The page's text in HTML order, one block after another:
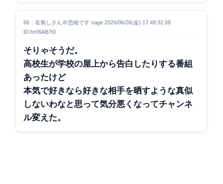
66：名無しさん＠恐縮です sage 2026/06/26(金) 17:49:32.08
ID:hr06AB7t0
そりゃそうだ。
高校生が学校の屋上から告白したりする番組
あったけど
本気で好きなら好きな相手を晒すような真似
しないわなと思って気分悪くなってチャンネ
ル変えた。